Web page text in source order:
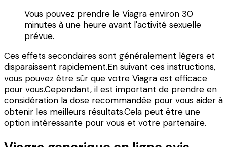
Vous pouvez prendre le Viagra environ 30
minutes à une heure avant l'activité sexuelle
prévue.
Ces effets secondaires sont généralement légers et
disparaissent rapidement.En suivant ces instructions,
vous pouvez être sûr que votre Viagra est efficace
pour vous.Cependant, il est important de prendre en
considération la dose recommandée pour vous aider à
obtenir les meilleurs résultats.Cela peut être une
option intéressante pour vous et votre partenaire.